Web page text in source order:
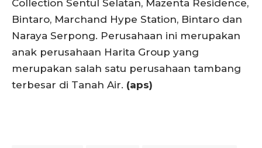
Collection Sentul Selatan, Mazenta Residence,
Bintaro, Marchand Hype Station, Bintaro dan
Naraya Serpong. Perusahaan ini merupakan
anak perusahaan Harita Group yang
merupakan salah satu perusahaan tambang
terbesar di Tanah Air. (aps)